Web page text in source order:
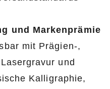
und Markenprämie
mit Prägien-,
und
Kalligraphie,